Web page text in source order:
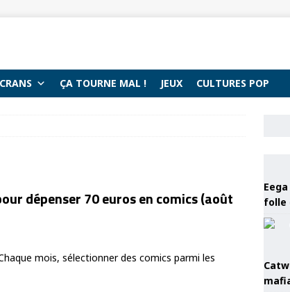
ÇA TOURNE MAL ! JEUX CULTURES POP
dépenser 70 euros en comics (août
mois, sélectionner des comics parmi les
folle